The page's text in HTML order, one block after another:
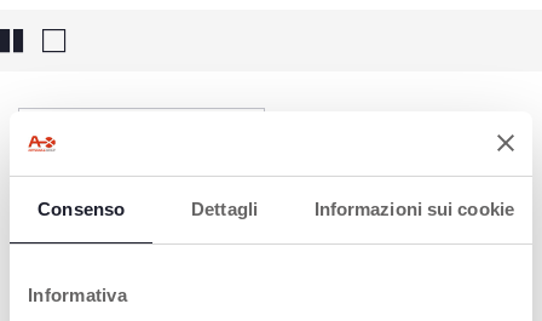
Consenso Dettagli Informazioni sui cookie
Informativa